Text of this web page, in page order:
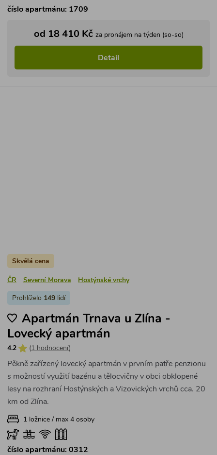
číslo apartmánu: 1709
od 18 410 Kč za pronájem na týden (so-so)
Detail
Skvělá cena
ČR Severní Morava Hostýnské vrchy
Prohlíželo 149 lidí
Apartmán Trnava u Zlína -
Lovecký apartmán
4.2 (1 hodnocení)
Pěkně zařízený lovecký apartmán v prvním patře penzionu
s možností využití bazénu a tělocvičny v obci obklopené
lesy na rozhraní Hostýnských a Vizovických vrchů cca. 20
km od Zlína.
1 ložnice / max 4 osoby
číslo apartmánu: 0312